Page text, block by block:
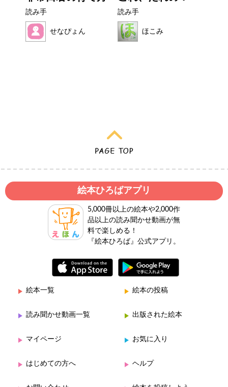
読み手
せなぴょん
読み手
ほこみ
絵本ひろばアプリ
5,000冊以上の絵本や2,000作
品以上の読み聞かせ動画が無
料で楽しめる！
『絵本ひろば』公式アプリ。
絵本一覧 絵本の投稿
読み聞かせ動画一覧 出版された絵本
マイページ お気に入り
はじめての方へ ヘルプ